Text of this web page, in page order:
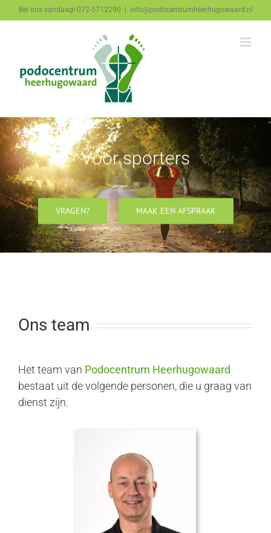
naar
Bel ons vandaag! 072-5712290 info@podocentrumheerhugowaard.nl
Voor sporters
VRAGEN? MAAK EEN AFSPRAAK
Ons team
Het team van Podocentrum Heerhugowaard
bestaat uit de volgende personen, die u graag van
dienst zijn.